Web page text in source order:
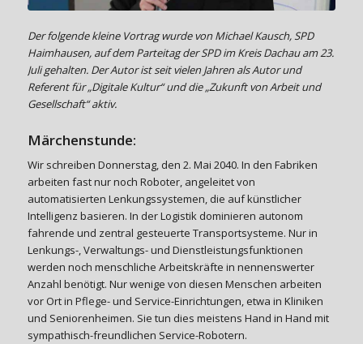
Der folgende kleine Vortrag wurde von Michael Kausch, SPD
Haimhausen, auf dem Parteitag der SPD im Kreis Dachau am 23.
Juli gehalten. Der Autor ist seit vielen Jahren als Autor und
Referent für „Digitale Kultur“ und die „Zukunft von Arbeit und
Gesellschaft“ aktiv.
Märchenstunde:
Wir schreiben Donnerstag, den 2. Mai 2040. In den Fabriken
arbeiten fast nur noch Roboter, angeleitet von
automatisierten Lenkungssystemen, die auf künstlicher
Intelligenz basieren. In der Logistik dominieren autonom
fahrende und zentral gesteuerte Transportsysteme. Nur in
Lenkungs-, Verwaltungs- und Dienstleistungsfunktionen
werden noch menschliche Arbeitskräfte in nennenswerter
Anzahl benötigt. Nur wenige von diesen Menschen arbeiten
vor Ort in Pflege- und Service-Einrichtungen, etwa in Kliniken
und Seniorenheimen. Sie tun dies meistens Hand in Hand mit
sympathisch-freundlichen Service-Robotern.